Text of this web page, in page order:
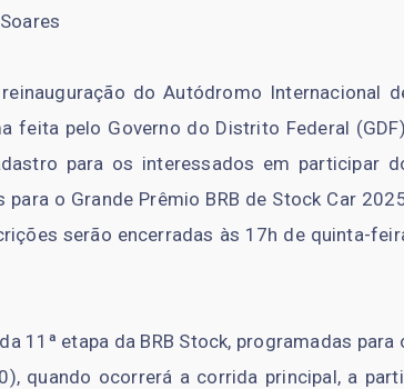
do Autódromo Internacional
feita pelo Governo do Distrito Federal
para os interessados em participar
o Grande Prêmio BRB de Stock Car
serão encerradas às 17h de quinta-
11ª etapa da BRB Stock, programadas para
quando ocorrerá a corrida principal, a